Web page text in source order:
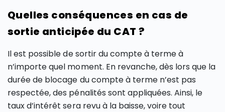
Quelles conséquences en cas de
sortie anticipée du CAT ?
Il est possible de sortir du compte à terme à
n’importe quel moment. En revanche, dès lors que la
durée de blocage du compte à terme n’est pas
respectée, des pénalités sont appliquées. Ainsi, le
taux d’intérêt sera revu à la baisse, voire tout